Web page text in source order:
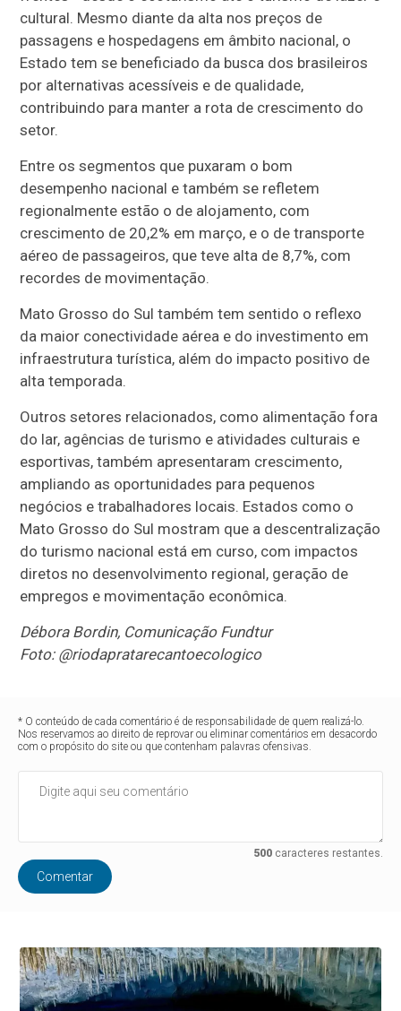
cultural. Mesmo diante da alta nos preços de
passagens e hospedagens em âmbito nacional, o
Estado tem se beneficiado da busca dos brasileiros
por alternativas acessíveis e de qualidade,
contribuindo para manter a rota de crescimento do
setor.
Entre os segmentos que puxaram o bom
desempenho nacional e também se refletem
regionalmente estão o de alojamento, com
crescimento de 20,2% em março, e o de transporte
aéreo de passageiros, que teve alta de 8,7%, com
recordes de movimentação.
Mato Grosso do Sul também tem sentido o reflexo
da maior conectividade aérea e do investimento em
infraestrutura turística, além do impacto positivo de
alta temporada.
Outros setores relacionados, como alimentação fora
do lar, agências de turismo e atividades culturais e
esportivas, também apresentaram crescimento,
ampliando as oportunidades para pequenos
negócios e trabalhadores locais. Estados como o
Mato Grosso do Sul mostram que a descentralização
do turismo nacional está em curso, com impactos
diretos no desenvolvimento regional, geração de
empregos e movimentação econômica.
Débora Bordin, Comunicação Fundtur
Foto: @riodapratarecantoecologico
* O conteúdo de cada comentário é de responsabilidade de quem realizá-lo.
Nos reservamos ao direito de reprovar ou eliminar comentários em desacordo
com o propósito do site ou que contenham palavras ofensivas.
500caracteres restantes.
Comentar